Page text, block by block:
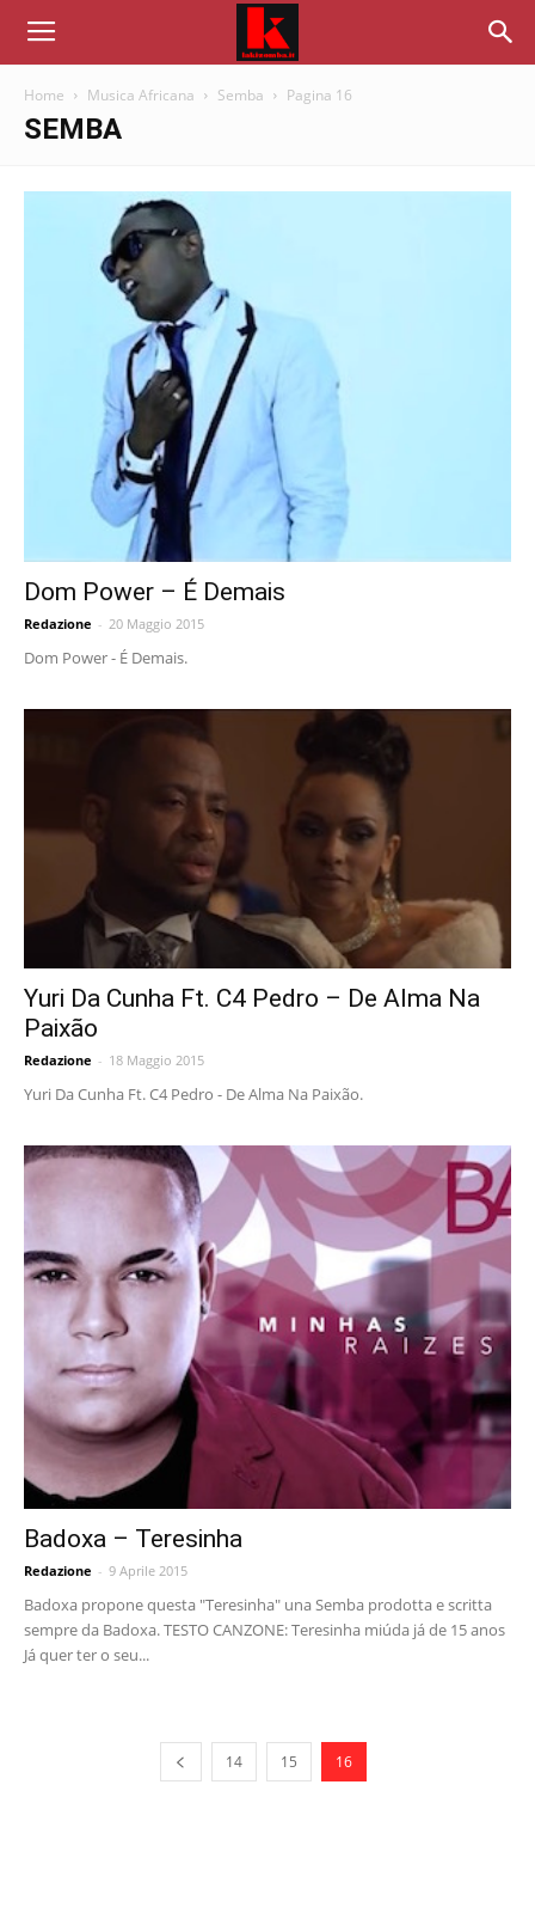
Home Musica Africana Semba Pagina 16
SEMBA
Dom Power – É Demais
Redazione - 20 Maggio 2015
Dom Power - É Demais.
Yuri Da Cunha Ft. C4 Pedro – De Alma Na
Paixão
Redazione - 18 Maggio 2015
Yuri Da Cunha Ft. C4 Pedro - De Alma Na Paixão.
Badoxa – Teresinha
Redazione - 9 Aprile 2015
Badoxa propone questa "Teresinha" una Semba prodotta e scritta
sempre da Badoxa. TESTO CANZONE: Teresinha miúda já de 15 anos
Já quer ter o seu...
14 15 16